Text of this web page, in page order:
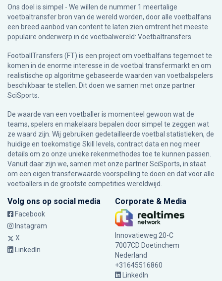
Ons doel is simpel - We willen de nummer 1 meertalige
voetbaltransfer bron van de wereld worden, door alle voetbalfans
een breed aanbod van content te laten zien omtrent het meeste
populaire onderwerp in de voetbalwereld: Voetbaltransfers.
FootballTransfers (FT) is een project om voetbalfans tegemoet te
komen in de enorme interesse in de voetbal transfermarkt en om
realistische op algoritme gebaseerde waarden van voetbalspelers
beschikbaar te stellen. Dit doen we samen met onze partner
SciSports.
De waarde van een voetballer is momenteel gewoon wat de
teams, spelers en makelaars bepalen door simpel te zeggen wat
ze waard zijn. Wij gebruiken gedetailleerde voetbal statistieken, de
huidige en toekomstige Skill levels, contract data en nog meer
details om zo onze unieke rekenmethodes toe te kunnen passen.
Vanuit daar zijn we, samen met onze partner SciSports, in staat
om een eigen transferwaarde voorspelling te doen en dat voor alle
voetballers in de grootste competities wereldwijd.
Volg ons op social media
Facebook
Instagram
X
LinkedIn
Corporate & Media
Innovatieweg 20-C
7007CD Doetinchem
Nederland
+31645516860
LinkedIn